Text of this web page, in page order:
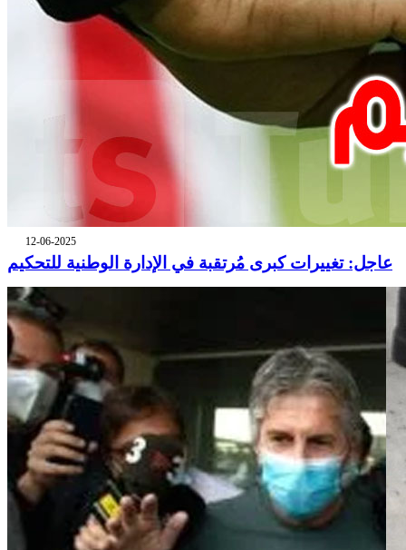
12-06-2025
عاجل: تغييرات كبرى مُرتقبة في الإدارة الوطنية للتحكيم